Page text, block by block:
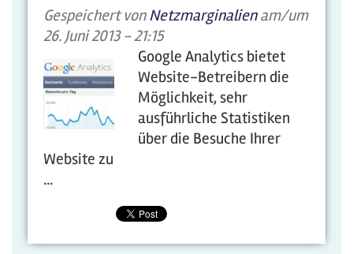
Gespeichert vonNetzmarginalienam/um
26. Juni 2013 - 21:15
Google Analytics bietet
Website-Betreibern die
Möglichkeit, sehr
ausführliche Statistiken
über die Besuche Ihrer
Website zu
...